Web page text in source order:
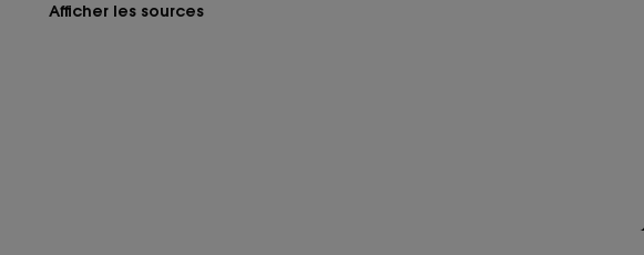
Afficher les sources